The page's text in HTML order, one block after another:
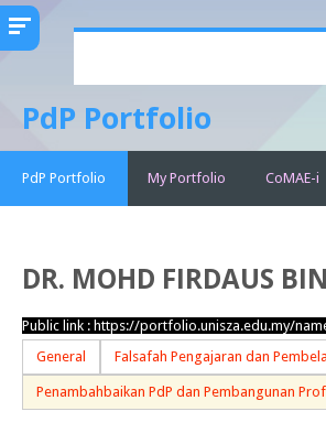
contentPdP Portfolio
PdP Portfolio My Portfolio CoMAE-i
DR. MOHD FIRDAUS
Public link : https://portfolio.unisza.edu.my/
General
Falsafah Pengajaran dan
Penambahbaikan PdP dan Pembangunan